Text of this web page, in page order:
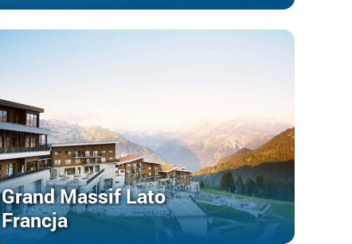
Grand Massif Lato
Francja